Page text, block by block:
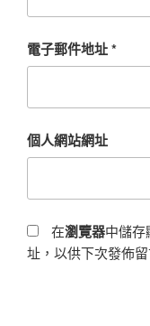
電子郵件地址*
個人網站網址
在瀏覽器中儲
址，以供下次發佈留